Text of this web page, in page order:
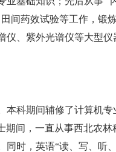
间药效试验等工作，锻
仪、紫外光谱仪等大型
科期间辅修了计算机专
期间，一直从事西北农
同时，英语“读、写、听